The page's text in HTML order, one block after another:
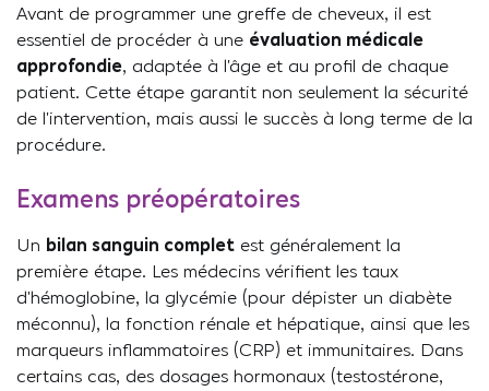
Avant de programmer une greffe de cheveux, il est
essentiel de procéder à une évaluation médicale
approfondie, adaptée à l’âge et au profil de chaque
patient. Cette étape garantit non seulement la sécurité
de l’intervention, mais aussi le succès à long terme de la
procédure.
Examens préopératoires
Un bilan sanguin complet est généralement la
première étape. Les médecins vérifient les taux
d’hémoglobine, la glycémie (pour dépister un diabète
méconnu), la fonction rénale et hépatique, ainsi que les
marqueurs inflammatoires (CRP) et immunitaires. Dans
certains cas, des dosages hormonaux (testostérone,